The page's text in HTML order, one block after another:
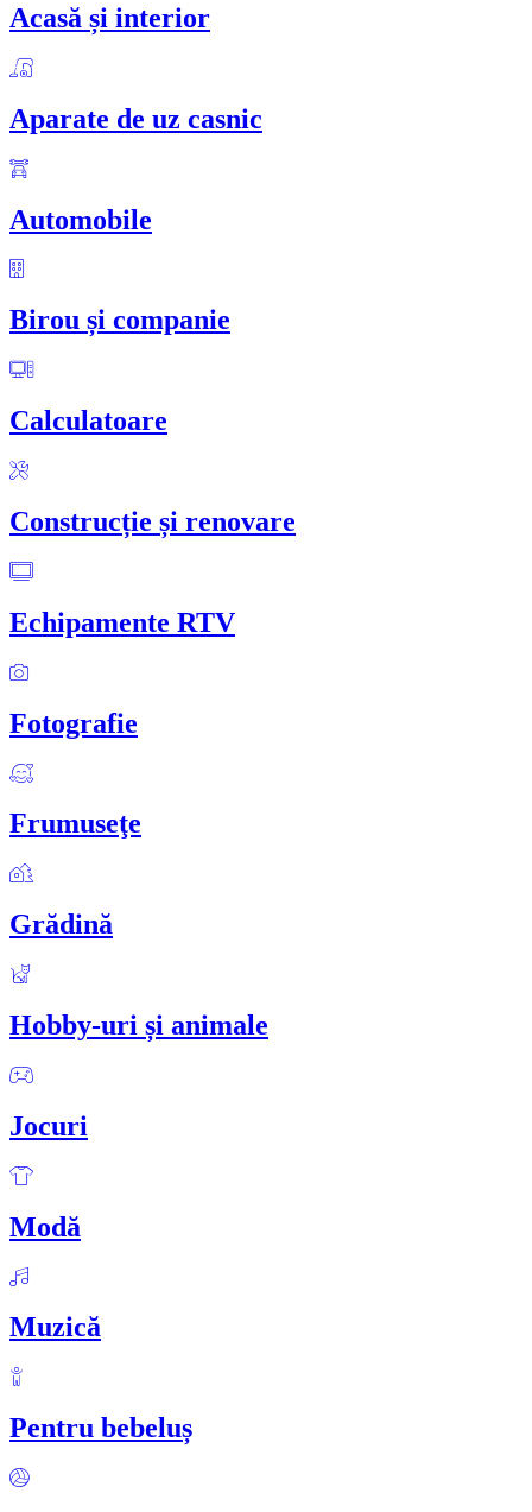
Acasă și interior
Aparate de uz casnic
Automobile
Birou și companie
Calculatoare
Construcție și renovare
Echipamente RTV
Fotografie
Frumuseţe
Grădină
Hobby-uri și animale
Jocuri
Modă
Muzică
Pentru bebeluș